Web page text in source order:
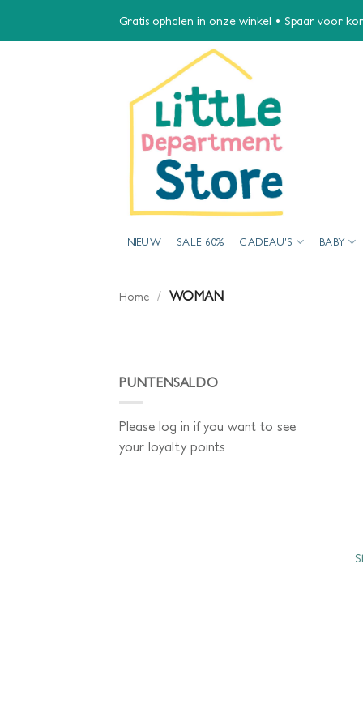
Gratis ophalen in onze winkel • Spaar voor
NIEUW SALE 60% CADEAU’S BABY
Home / WOMAN
PUNTENSALDO
Please log in if you want to see
your loyalty points